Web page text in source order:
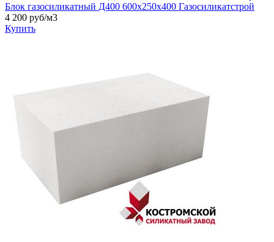
Блок газосиликатный Д400 600х250х400 Газосиликатстрой
4 200 руб/м3
Купить